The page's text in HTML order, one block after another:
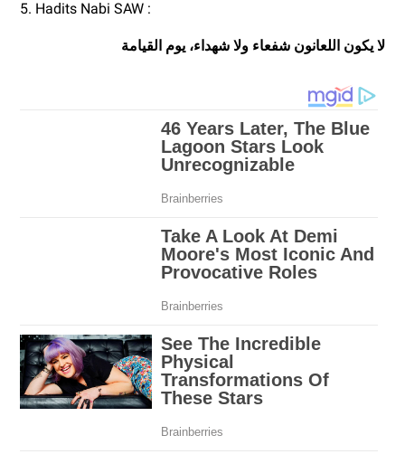
5. Hadits Nabi SAW :
لا يكون اللعانون شفعاء ولا شهداء، يوم القيامة